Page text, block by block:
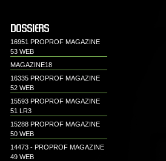
DOSSIERS
16951 PROPROF MAGAZINE
53 WEB
MAGAZINE18
16335 PROPROF MAGAZINE
52 WEB
15593 PROPROF MAGAZINE
51 LR3
15288 PROPROF MAGAZINE
50 WEB
14473 - PROPROF MAGAZINE
49 WEB